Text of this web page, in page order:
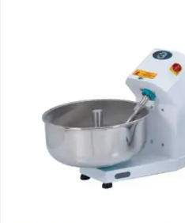
Öztiryakiler OKB158
Öztiryakiler OKB158
üretkenliği
depolama alanlarına
Sıkça Sorulan Sorular
Öztiryakiler OKB158